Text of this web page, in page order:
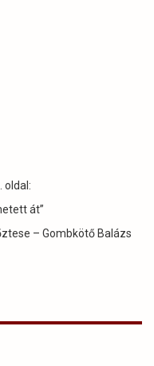
oldal:
át”
– Gombkötő Balázs